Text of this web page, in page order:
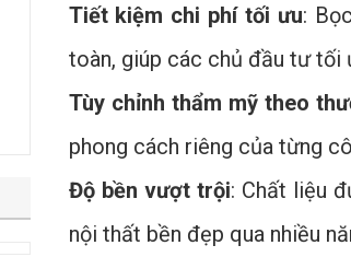
Tiết kiệm chi phí tối ưu:
toàn, giúp các chủ đầu tư tối
Tùy chỉnh thẩm mỹ theo
phong cách riêng của từng
Độ bền vượt trội: Chất liệu
nội thất bền đẹp qua nhiều